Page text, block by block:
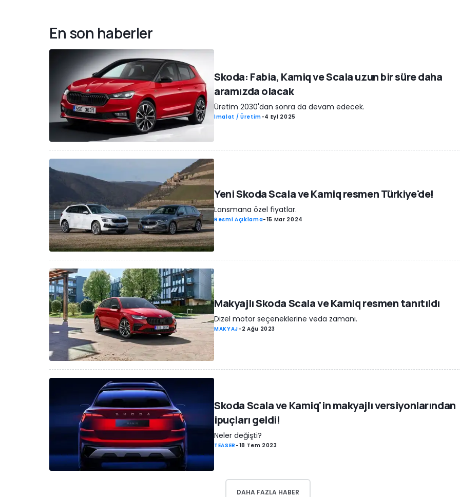
En son haberler
Skoda: Fabia, Kamiq ve Scala uzun bir süre daha
aramızda olacak
Üretim 2030'dan sonra da devam edecek.
İmalat / Üretim-4 Eyl 2025
Yeni Skoda Scala ve Kamiq resmen Türkiye'de!
Lansmana özel fiyatlar.
Resmi Açıklama-15 Mar 2024
Makyajlı Skoda Scala ve Kamiq resmen tanıtıldı
Dizel motor seçeneklerine veda zamanı.
MAKYAJ- 2 Ağu 2023
Skoda Scala ve Kamiq'in makyajlı versiyonlarından
ipuçları geldi!
Neler değişti?
TEASER -18 Tem 2023
DAHA FAZLA HABER